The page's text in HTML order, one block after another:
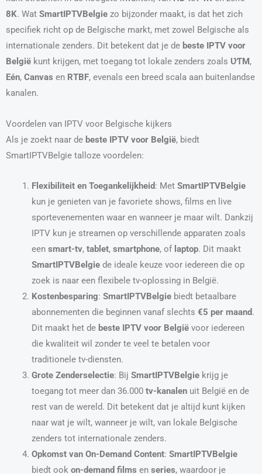
8K. Wat SmartIPTVBelgie zo bijzonder maakt, is dat het zich
specifiek richt op de Belgische markt, met zowel Belgische als
internationale zenders. Dit betekent dat je de beste IPTV voor
België kunt krijgen, met toegang tot lokale zenders zoals ƲƬM,
Eén, Canvas en RTBF, evenals een breed scala aan buitenlandse
kanalen.
Voordelen van IPTV voor Belgische kijkers
Als je zoekt naar de beste IPTV voor België, biedt
SmartIPTVBelgie talloze voordelen:
Flexibiliteit en Toegankelijkheid: Met SmartIPTVBelgie
kun je genieten van je favoriete shows, films en live
sportevenementen waar en wanneer je maar wilt. Dankzij
IPTV kun je streamen op verschillende apparaten zoals
een smart-tv, tablet, smartphone, of laptop. Dit maakt
SmartIPTVBelgiede ideale keuze voor iedereen die op
zoek is naar een flexibele tv-oplossing in België.
Kostenbesparing: SmartIPTVBelgiebiedt betaalbare
abonnementen die beginnen vanaf slechts €5 per maand.
Dit maakt het de beste IPTV voor Belgiëvoor iedereen
die kwaliteit wil zonder te veel te betalen voor
traditionele tv-diensten.
Grote Zenderselectie: Bij SmartIPTVBelgiekrijg je
toegang tot meer dan 36.000 tv-kanalenuit België en de
rest van de wereld. Dit betekent dat je altijd kunt kijken
naar wat je wilt, wanneer je wilt, van lokale Belgische
zenders tot internationale zenders.
Opkomst van On-Demand Content: SmartIPTVBelgie
biedt ook on-demand films en series, waardoor je